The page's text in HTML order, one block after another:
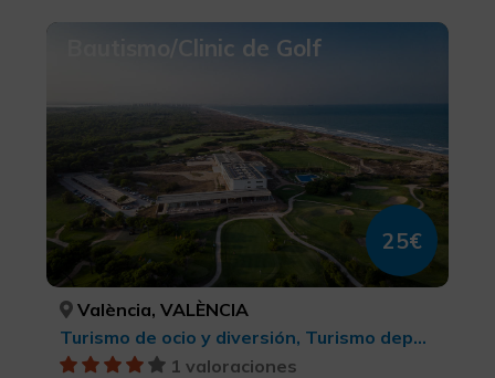
Bautismo/Clinic de Golf
25€
València, VALÈNCIA
Turismo de ocio y diversión, Turismo deportivo
1 valoraciones